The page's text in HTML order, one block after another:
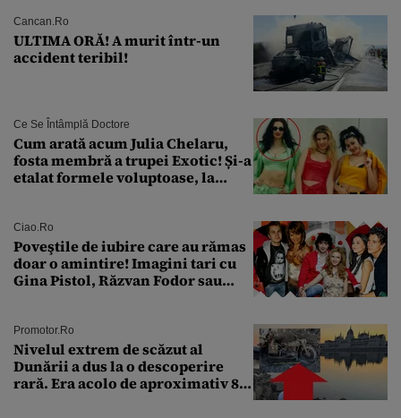
Cancan.ro
ULTIMA ORĂ! A murit într-un
accident teribil!
Ce Se Întâmplă Doctore
Cum arată acum Julia Chelaru,
fosta membră a trupei Exotic! Și-a
etalat formele voluptoase, la
Ciao.ro
Poveştile de iubire care au rămas
doar o amintire! Imagini tari cu
Gina Pistol, Răzvan Fodor sau
Promotor.ro
Nivelul extrem de scăzut al
Dunării a dus la o descoperire
rară. Era acolo de aproximativ 80